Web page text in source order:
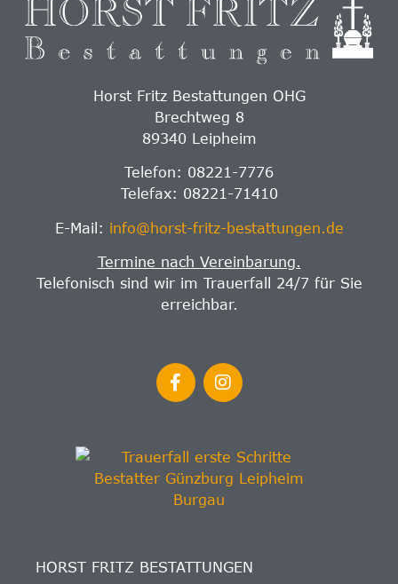
Horst Fritz Bestattungen OHG
Brechtweg 8
89340 Leipheim
Telefon: 08221-7776
Telefax: 08221-71410
E-Mail: info@horst-fritz-bestattungen.de
Termine nach Vereinbarung.
Telefonisch sind wir im Trauerfall 24/7 für Sie
erreichbar.
HORST FRITZ BESTATTUNGEN